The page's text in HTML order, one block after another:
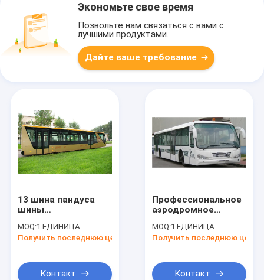
Экономьте свое время
Позвольте нам связаться с вами с
лучшими продуктами.
Дайте ваше требование
13 шина пандуса
шины
аэропорта
пассажира Seater
сиденьями
MOQ:1 ЕДИНИЦА
Получить последнюю цену
Контакт
Профессиональное
аэродромное
10m*2.7m*3m Xinfa
шины челнока
MOQ:1 ЕДИНИЦА
Получить последнюю цену
Контакт